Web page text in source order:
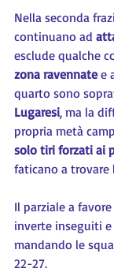
Nella seconda
continuano ad
esclude qualche
zona ravennate e
quarto sono
Lugaresi, ma la
propria metà
solo tiri forzati ai
faticano a trovare
Il parziale a
inverte inseguiti
mandando le
22-27.